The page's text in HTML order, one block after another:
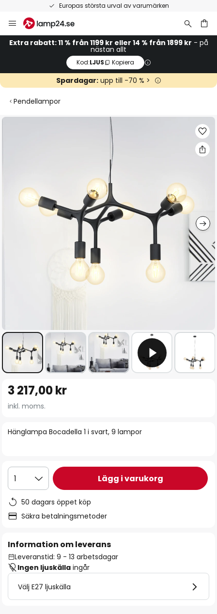
Europas största urval av varumärken
Hoppa
till
innehållet
Extra rabatt: 11 % från 1199 kr eller 14 % från 1899 kr - på
nästan allt
Kod:LJUS Kopiera
Spardagar:upp till -70 % >
Pendellampor
Hoppa
till
början
bildgalleriet
Hänglampa Bocadella 1 i svart, 9 lampor
3 217,00 kr
inkl. moms.
1 Lägg i varukorg
50 dagars öppet köp
Säkra betalningsmetoder
Information om leverans
Leveranstid: 9 - 13 arbetsdagar
Ingen ljuskälla ingår
Välj E27 ljuskälla